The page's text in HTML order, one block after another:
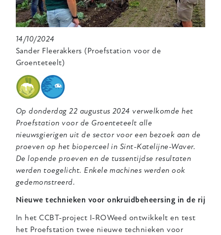
14/10/2024
Sander Fleerakkers (Proefstation voor de
Groenteteelt)
Op donderdag 22 augustus 2024 verwelkomde het
Proefstation voor de Groenteteelt alle
nieuwsgierigen uit de sector voor een bezoek aan de
proeven op het bioperceel in Sint-Katelijne-Waver.
De lopende proeven en de tussentijdse resultaten
werden toegelicht. Enkele machines werden ook
gedemonstreerd.
Nieuwe technieken voor onkruidbeheersing in de rij
In het CCBT-project I-ROWeed ontwikkelt en test
het Proefstation twee nieuwe technieken voor